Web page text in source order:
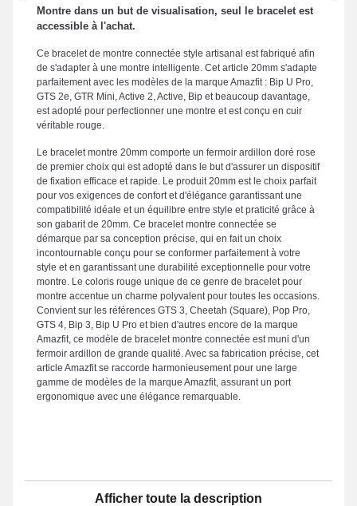
Montre dans un but de visualisation, seul le bracelet est
accessible à l'achat.
Ce bracelet de montre connectée style artisanal est fabriqué afin
de s'adapter à une montre intelligente. Cet article 20mm s'adapte
parfaitement avec les modèles de la marque Amazfit : Bip U Pro,
GTS 2e, GTR Mini, Active 2, Active, Bip et beaucoup davantage,
est adopté pour perfectionner une montre et est conçu en cuir
véritable rouge.
Le bracelet montre 20mm comporte un fermoir ardillon doré rose
de premier choix qui est adopté dans le but d'assurer un dispositif
de fixation efficace et rapide. Le produit 20mm est le choix parfait
pour vos exigences de confort et d'élégance garantissant une
compatibilité idéale et un équilibre entre style et praticité grâce à
son gabarit de 20mm. Ce bracelet montre connectée se
démarque par sa conception précise, qui en fait un choix
incontournable conçu pour se conformer parfaitement à votre
style et en garantissant une durabilité exceptionnelle pour votre
montre. Le coloris rouge unique de ce genre de bracelet pour
montre accentue un charme polyvalent pour toutes les occasions.
Convient sur les références GTS 3, Cheetah (Square), Pop Pro,
GTS 4, Bip 3, Bip U Pro et bien d'autres encore de la marque
Amazfit, ce modèle de bracelet montre connectée est muni d'un
fermoir ardillon de grande qualité. Avec sa fabrication précise, cet
article Amazfit se raccorde harmonieusement pour une large
gamme de modèles de la marque Amazfit, assurant un port
ergonomique avec une élégance remarquable.
Afficher toute la description